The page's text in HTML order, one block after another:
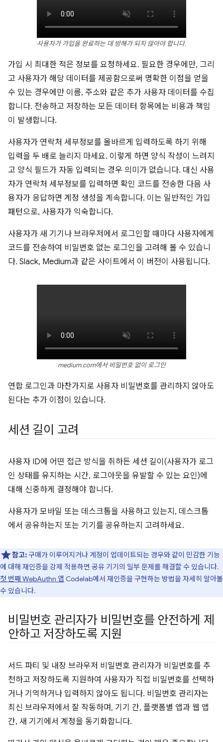
사용자가 가입을 완료하는 데 방해가 되지 않아야 합니다.
가입 시 최대한 적은 정보를 요청하세요. 필요한 경우에만, 그리
고 사용자가 해당 데이터를 제공함으로써 명확한 이점을 얻을
수 있는 경우에만 이름, 주소와 같은 추가 사용자 데이터를 수집
합니다. 전송하고 저장하는 모든 데이터 항목에는 비용과 책임
이 발생합니다.
사용자가 연락처 세부정보를 올바르게 입력하도록 하기 위해
입력을 두 배로 늘리지 마세요. 이렇게 하면 양식 작성이 느려지
고 양식 필드가 자동 입력되는 경우 의미가 없습니다. 대신 사용
자가 연락처 세부정보를 입력하면 확인 코드를 전송한 다음 사
용자가 응답하면 계정 생성을 계속합니다. 이는 일반적인 가입
패턴으로, 사용자가 익숙합니다.
사용자가 새 기기나 브라우저에서 로그인할 때마다 사용자에게
코드를 전송하여 비밀번호 없는 로그인을 고려해 볼 수 있습니
다. Slack, Medium과 같은 사이트에서 이 버전이 사용됩니다.
medium.com에서 비밀번호 없이 로그인
연합 로그인과 마찬가지로 사용자 비밀번호를 관리하지 않아도
된다는 추가 이점이 있습니다.
세션 길이 고려
사용자 ID에 어떤 접근 방식을 취하든 세션 길이(사용자가 로그
인 상태를 유지하는 시간, 로그아웃을 유발할 수 있는 요인)에
대해 신중하게 결정해야 합니다.
사용자가 모바일 또는 데스크톱을 사용하고 있는지, 데스크톱
에서 공유하는지 또는 기기를 공유하는지 고려하세요.
참고:구매가 이루어지거나 계정이 업데이트되는 경우와 같이 민감한 기능
에 대해 재인증을 강제 적용하면 공유 기기의 일부 문제를 해결할 수 있습니다.
첫 번째 WebAuthn 앱 Codelab에서 재인증을 구현하는 방법을 자세히 알아볼
수 있습니다.
비밀번호 관리자가 비밀번호를 안전하게 제
안하고 저장하도록 지원
서드 파티 및 내장 브라우저 비밀번호 관리자가 비밀번호를 추
천하고 저장하도록 지원하여 사용자가 직접 비밀번호를 선택하
거나 기억하거나 입력하지 않아도 됩니다. 비밀번호 관리자는
최신 브라우저에서 잘 작동하며, 기기 간, 플랫폼별 앱과 웹 앱
간, 새 기기에서 계정을 동기화합니다.